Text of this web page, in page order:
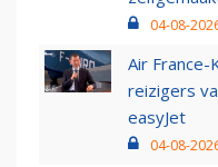
04-08-
Air France-
reizigers
easyJet
04-08-